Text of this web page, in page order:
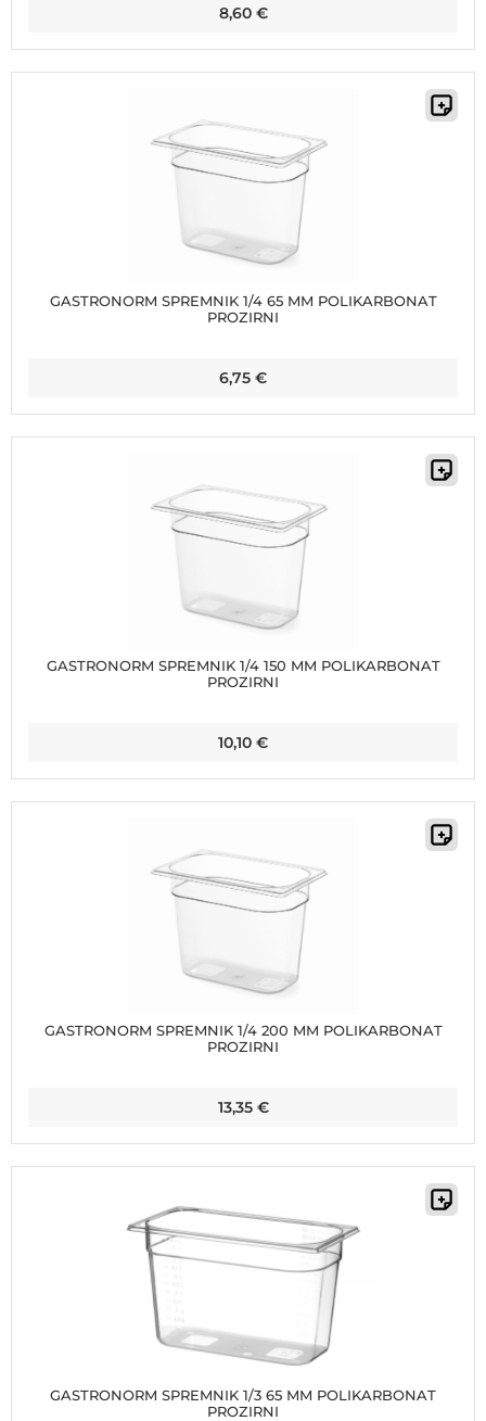
8,60 €
GASTRONORM SPREMNIK 1/4 65 MM POLIKARBONAT
PROZIRNI
6,75 €
GASTRONORM SPREMNIK 1/4 150 MM POLIKARBONAT
PROZIRNI
10,10 €
GASTRONORM SPREMNIK 1/4 200 MM POLIKARBONAT
PROZIRNI
13,35 €
GASTRONORM SPREMNIK 1/3 65 MM POLIKARBONAT
PROZIRNI